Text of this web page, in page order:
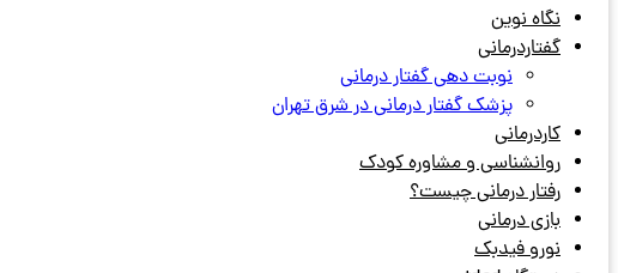
نگاه نوین
گفتاردرمانی
نوبت دهی گفتار درمانی
پزشک گفتار درمانی در شرق تهران
کاردرمانی
روانشناسی و مشاوره کودک
رفتار درمانی چیست؟
بازی درمانی
نورو فیدبک
گرفتگی صدا ممکن است در بازه های زمانی مختلف زندگی انسان رخ دهد. در این [...]